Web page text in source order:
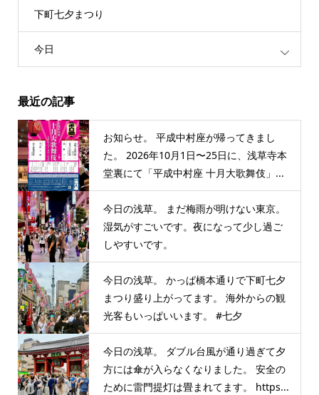
下町七夕まつり
今日
最近の記事
お知らせ。 平成中村座が帰ってきまし
た。 2026年10月1日〜25日に、浅草寺本
堂裏にて「平成中村座 十月大歌舞伎」...
今日の浅草。 まだ梅雨が明けない東京。
湿気がすごいです。夜になって少し過ご
しやすいです。
今日の浅草。 かっぱ橋本通りで下町七夕
まつり盛り上がってます。 海外からの観
光客もいっぱいいます。 #七夕
今日の浅草。 ダブル台風が通り過ぎて夕
方には傘が入らなくなりました。 安全の
ために雷門提灯は畳まれてます。 https...